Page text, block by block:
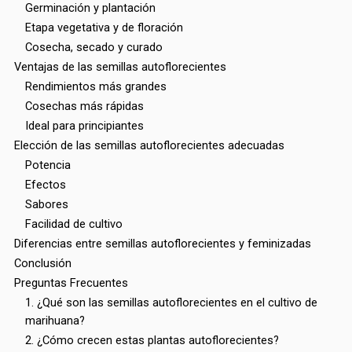
Germinación y plantación
Etapa vegetativa y de floración
Cosecha, secado y curado
Ventajas de las semillas autoflorecientes
Rendimientos más grandes
Cosechas más rápidas
Ideal para principiantes
Elección de las semillas autoflorecientes adecuadas
Potencia
Efectos
Sabores
Facilidad de cultivo
Diferencias entre semillas autoflorecientes y feminizadas
Conclusión
Preguntas Frecuentes
1. ¿Qué son las semillas autoflorecientes en el cultivo de
marihuana?
2. ¿Cómo crecen estas plantas autoflorecientes?